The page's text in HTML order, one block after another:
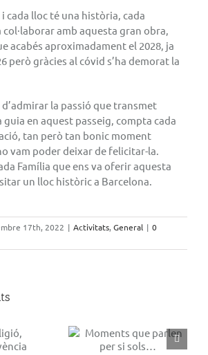
cada lloc té una història, cada
amb aquesta gran obra,
acabés aproximadament el 2028, ja
però gràcies al cóvid s’ha demorat la
la passió que transmet
en aquest passeig, compta cada
tan però tan bonic moment
vam poder deixar de felicitar-la.
Família que ens va oferir aquesta
un lloc històric a Barcelona.
17th, 2022 | Activitats, General | 0
que parlen
sols…
El terrat de
Moragas